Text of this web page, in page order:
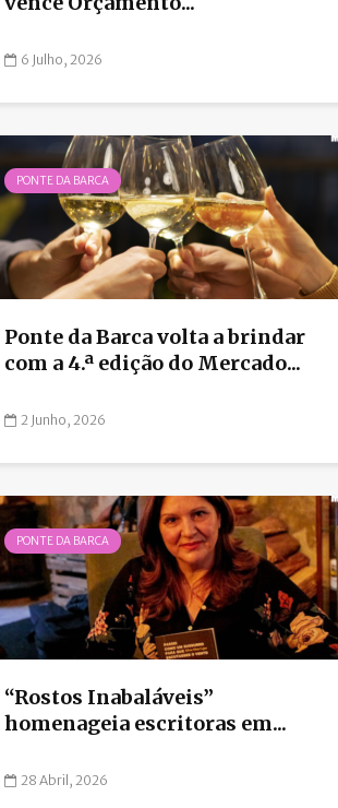
6 Julho, 2026
PONTE DA BARCA
Ponte da Barca volta a brindar
com a 4.ª edição do Mercado...
2 Junho, 2026
PONTE DA BARCA
“Rostos Inabaláveis”
homenageia escritoras em...
28 Abril, 2026